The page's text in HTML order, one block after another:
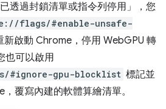
透過封鎖清單或指令列停用」，您
flags/#enable-unsafe-
新啟動 Chrome，停用 WebGPU 轉
也可以啟用
#ignore-gpu-blocklist 標記並
覆寫內建的軟體算繪清單。